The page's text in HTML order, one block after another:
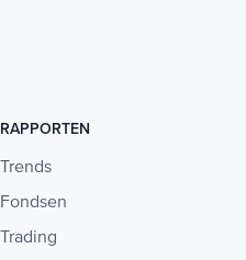
RAPPORTEN
Trends
Fondsen
Trading